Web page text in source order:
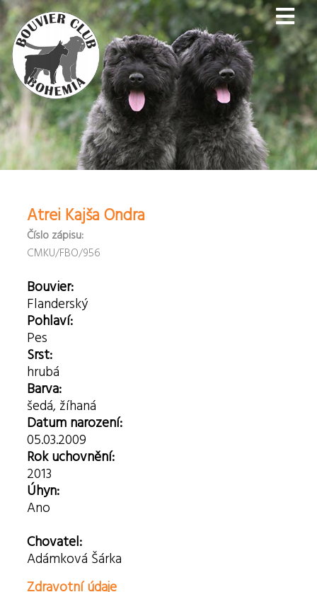
Atrei Kajša Ondra
Číslo zápisu:
CMKU/FBO/956
Bouvier:
Flanderský
Pohlaví:
Pes
Srst:
hrubá
Barva:
šedá, žíhaná
Datum narození:
05.03.2009
Rok uchovnění:
2013
Úhyn:
Ano
Chovatel:
Adámková Šárka
Zdravotní údaje